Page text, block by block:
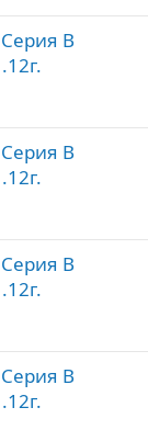
В
В
В
В